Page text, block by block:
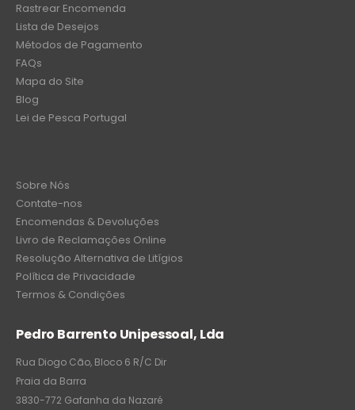
Rastrear Encomenda
Lista de Desejos
Métodos de Pagamento
FAQs
Mapa do Site
Blog
Lei de Pesca Portugal
Sobre Nós
Contate-nos
Encomendas & Devoluções
Livro de Reclamações Online
Resolução Alternativa de Litígios
Política de Privacidade
Termos & Condições
Pedro Barrento Unipessoal, Lda
Rua Diogo Cão, Bloco 6 R/C Dir
Praia da Barra
3830-772 Gafanha da Nazaré